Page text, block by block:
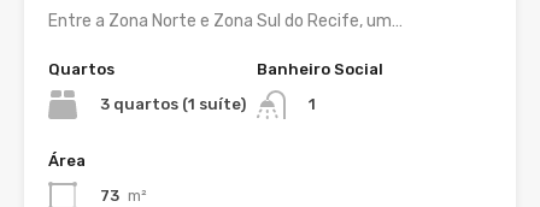
Entre a Zona Norte e Zona Sul do Recife, um…
Quartos
3 quartos (1 suíte)
Banheiro Social
1
Área
73 m²